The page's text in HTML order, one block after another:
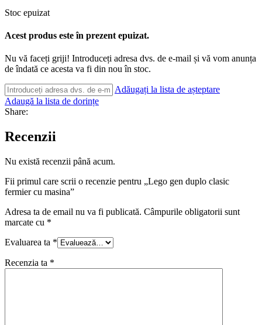
Stoc epuizat
Acest produs este în prezent epuizat.
Nu vă faceți griji! Introduceți adresa dvs. de e-mail și vă vom anunța
de îndată ce acesta va fi din nou în stoc.
Adăugați la lista de așteptare
Adaugă la lista de dorințe
Share:
Recenzii
Nu există recenzii până acum.
Fii primul care scrii o recenzie pentru „Lego gen duplo clasic
fermier cu masina”
Adresa ta de email nu va fi publicată. Câmpurile obligatorii sunt
marcate cu *
Evaluarea ta *
Recenzia ta *